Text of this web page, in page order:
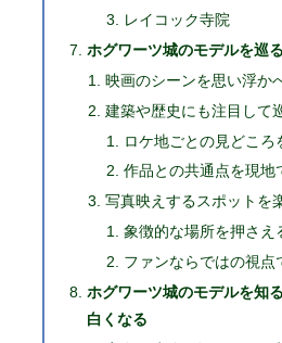
レイコック寺院
ホグワーツ城のモデルを巡
映画のシーンを思い浮か
建築や歴史にも注目して
ロケ地ごとの見どころ
作品との共通点を現地
写真映えするスポットを
象徴的な場所を押さえ
ファンならではの視点
ホグワーツ城のモデルを知
白くなる